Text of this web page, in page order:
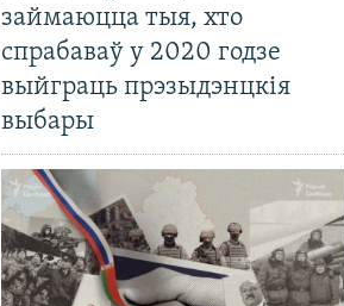
займаюцца тыя, хто
спрабаваў у 2020 годзе
выйграць прэзыдэнцкія
выбары